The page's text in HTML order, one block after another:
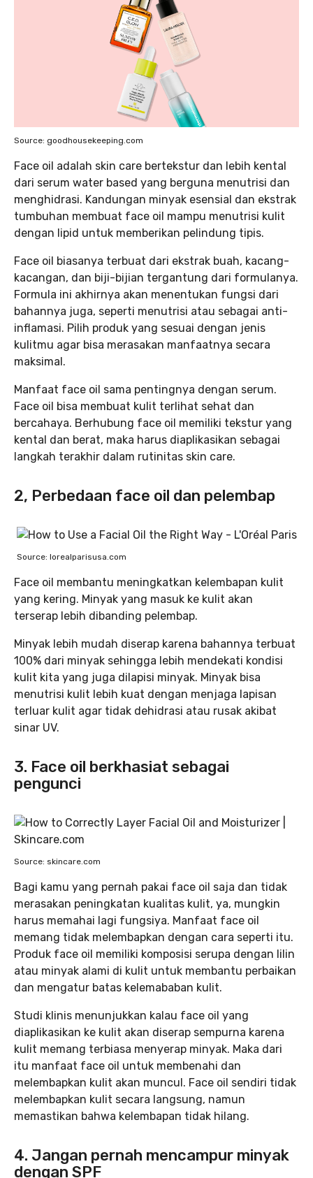
Source: goodhousekeeping.com
Face oil adalah skin care bertekstur dan lebih kental
dari serum water based yang berguna menutrisi dan
menghidrasi. Kandungan minyak esensial dan ekstrak
tumbuhan membuat face oil mampu menutrisi kulit
dengan lipid untuk memberikan pelindung tipis.
Face oil biasanya terbuat dari ekstrak buah, kacang-
kacangan, dan biji-bijian tergantung dari formulanya.
Formula ini akhirnya akan menentukan fungsi dari
bahannya juga, seperti menutrisi atau sebagai anti-
inflamasi. Pilih produk yang sesuai dengan jenis
kulitmu agar bisa merasakan manfaatnya secara
maksimal.
Manfaat face oil sama pentingnya dengan serum.
Face oil bisa membuat kulit terlihat sehat dan
bercahaya. Berhubung face oil memiliki tekstur yang
kental dan berat, maka harus diaplikasikan sebagai
langkah terakhir dalam rutinitas skin care.
2, Perbedaan face oil dan pelembap
Source: lorealparisusa.com
Face oil membantu meningkatkan kelembapan kulit
yang kering. Minyak yang masuk ke kulit akan
terserap lebih dibanding pelembap.
Minyak lebih mudah diserap karena bahannya terbuat
100% dari minyak sehingga lebih mendekati kondisi
kulit kita yang juga dilapisi minyak. Minyak bisa
menutrisi kulit lebih kuat dengan menjaga lapisan
terluar kulit agar tidak dehidrasi atau rusak akibat
sinar UV.
3. Face oil berkhasiat sebagai
pengunci
Source: skincare.com
Bagi kamu yang pernah pakai face oil saja dan tidak
merasakan peningkatan kualitas kulit, ya, mungkin
harus memahai lagi fungsiya. Manfaat face oil
memang tidak melembapkan dengan cara seperti itu.
Produk face oil memiliki komposisi serupa dengan lilin
atau minyak alami di kulit untuk membantu perbaikan
dan mengatur batas kelemababan kulit.
Studi klinis menunjukkan kalau face oil yang
diaplikasikan ke kulit akan diserap sempurna karena
kulit memang terbiasa menyerap minyak. Maka dari
itu manfaat face oil untuk membenahi dan
melembapkan kulit akan muncul. Face oil sendiri tidak
melembapkan kulit secara langsung, namun
memastikan bahwa kelembapan tidak hilang.
4. Jangan pernah mencampur minyak
dengan SPF